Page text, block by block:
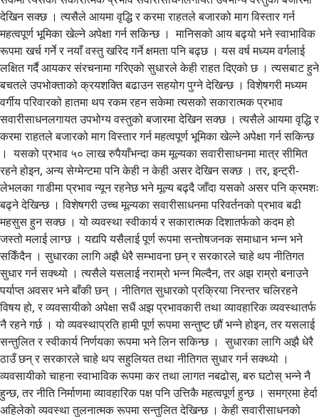
देखिन सक्छ । त्यसैले आयमा वृद्धि र करमा राहतले बजारको माग विस्तार गर्न
महत्वपूर्ण भूमिका खेल्ने अपेक्षा गर्न सकिन्छ । मानिसको आय बढ्यो भने स्वाभाविक
रूपमा खर्च गर्ने र नयाँ वस्तु खरिद गर्ने क्षमता पनि बढ्छ । यस वर्ष मध्यम वर्गलाई
लक्षित गर्दै आयकर संरचनामा गरिएको सुधारले केही राहत दिएको छ । त्यसबाट हुने
बचतले उपभोक्ताको क्रयशक्ति बढाउन सहयोग पुग्ने देखिन्छ । विशेषगरी मध्यम
वर्गीय परिवारको हातमा थप रकम रहन सकेमा त्यसको सकारात्मक प्रभाव
सवारीसाधनलगायत उपभोग्य वस्तुको बजारमा देखिन सक्छ । त्यसैले आयमा वृद्धि र
करमा राहतले बजारको माग विस्तार गर्न महत्वपूर्ण भूमिका खेल्ने अपेक्षा गर्न सकिन्छ
। यसको प्रभाव ५० लाख रुपैयाँभन्दा कम मूल्यका सवारीसाधनमा मात्र सीमित
रहने होइन, अन्य सेग्मेन्टमा पनि केही न केही असर देखिन सक्छ । तर, इन्ट्री-
लेभलका गाडीमा प्रभाव न्यून रहनेछ भने मूल्य बढ्दै जाँदा यसको असर पनि क्रमशः
बढ्ने देखिन्छ । विशेषगरी उच्च मूल्यका सवारीसाधनमा परिवर्तनको प्रभाव बढी
महसुस हुन सक्छ । यो व्यवस्था स्वीकार्य र सकारात्मक दिशातर्फको कदम हो
जस्तो मलाई लाग्छ । यद्यपि यसैलाई पूर्ण रूपमा सन्तोषजनक समाधान भन्न भने
सकिँदैन । सुधारका लागि अझै धेरै सम्भावना छन् र सरकारले चाहे थप नीतिगत
सुधार गर्न सक्थ्यो । त्यसैले यसलाई नराम्रो भन्न मिल्दैन, तर अझ राम्रो बनाउने
पर्याप्त अवसर भने बाँकी छन् । नीतिगत सुधारको प्रक्रिया निरन्तर चलिरहने
विषय हो, र व्यवसायीको अपेक्षा सधैं अझ प्रभावकारी तथा व्यावहारिक व्यवस्थातर्फ
नै रहने गर्छ । यो व्यवस्थाप्रति हामी पूर्ण रूपमा सन्तुष्ट छौं भन्ने होइन, तर यसलाई
सन्तुलित र स्वीकार्य निर्णयका रूपमा भने लिन सकिन्छ । सुधारका लागि अझै धेरै
ठाउँ छन् र सरकारले चाहे थप सहुलियत तथा नीतिगत सुधार गर्न सक्थ्यो ।
व्यवसायीको चाहना स्वाभाविक रूपमा कर तथा लागत नबढोस्, बरु घटोस् भन्ने नै
हुन्छ, तर नीति निर्माणमा व्यावहारिक पक्ष पनि उत्तिकै महत्वपूर्ण हुन्छ । समग्रमा हेर्दा
अहिलेको व्यवस्था तुलनात्मक रूपमा सन्तुलित देखिन्छ । केही सवारीसाधनको